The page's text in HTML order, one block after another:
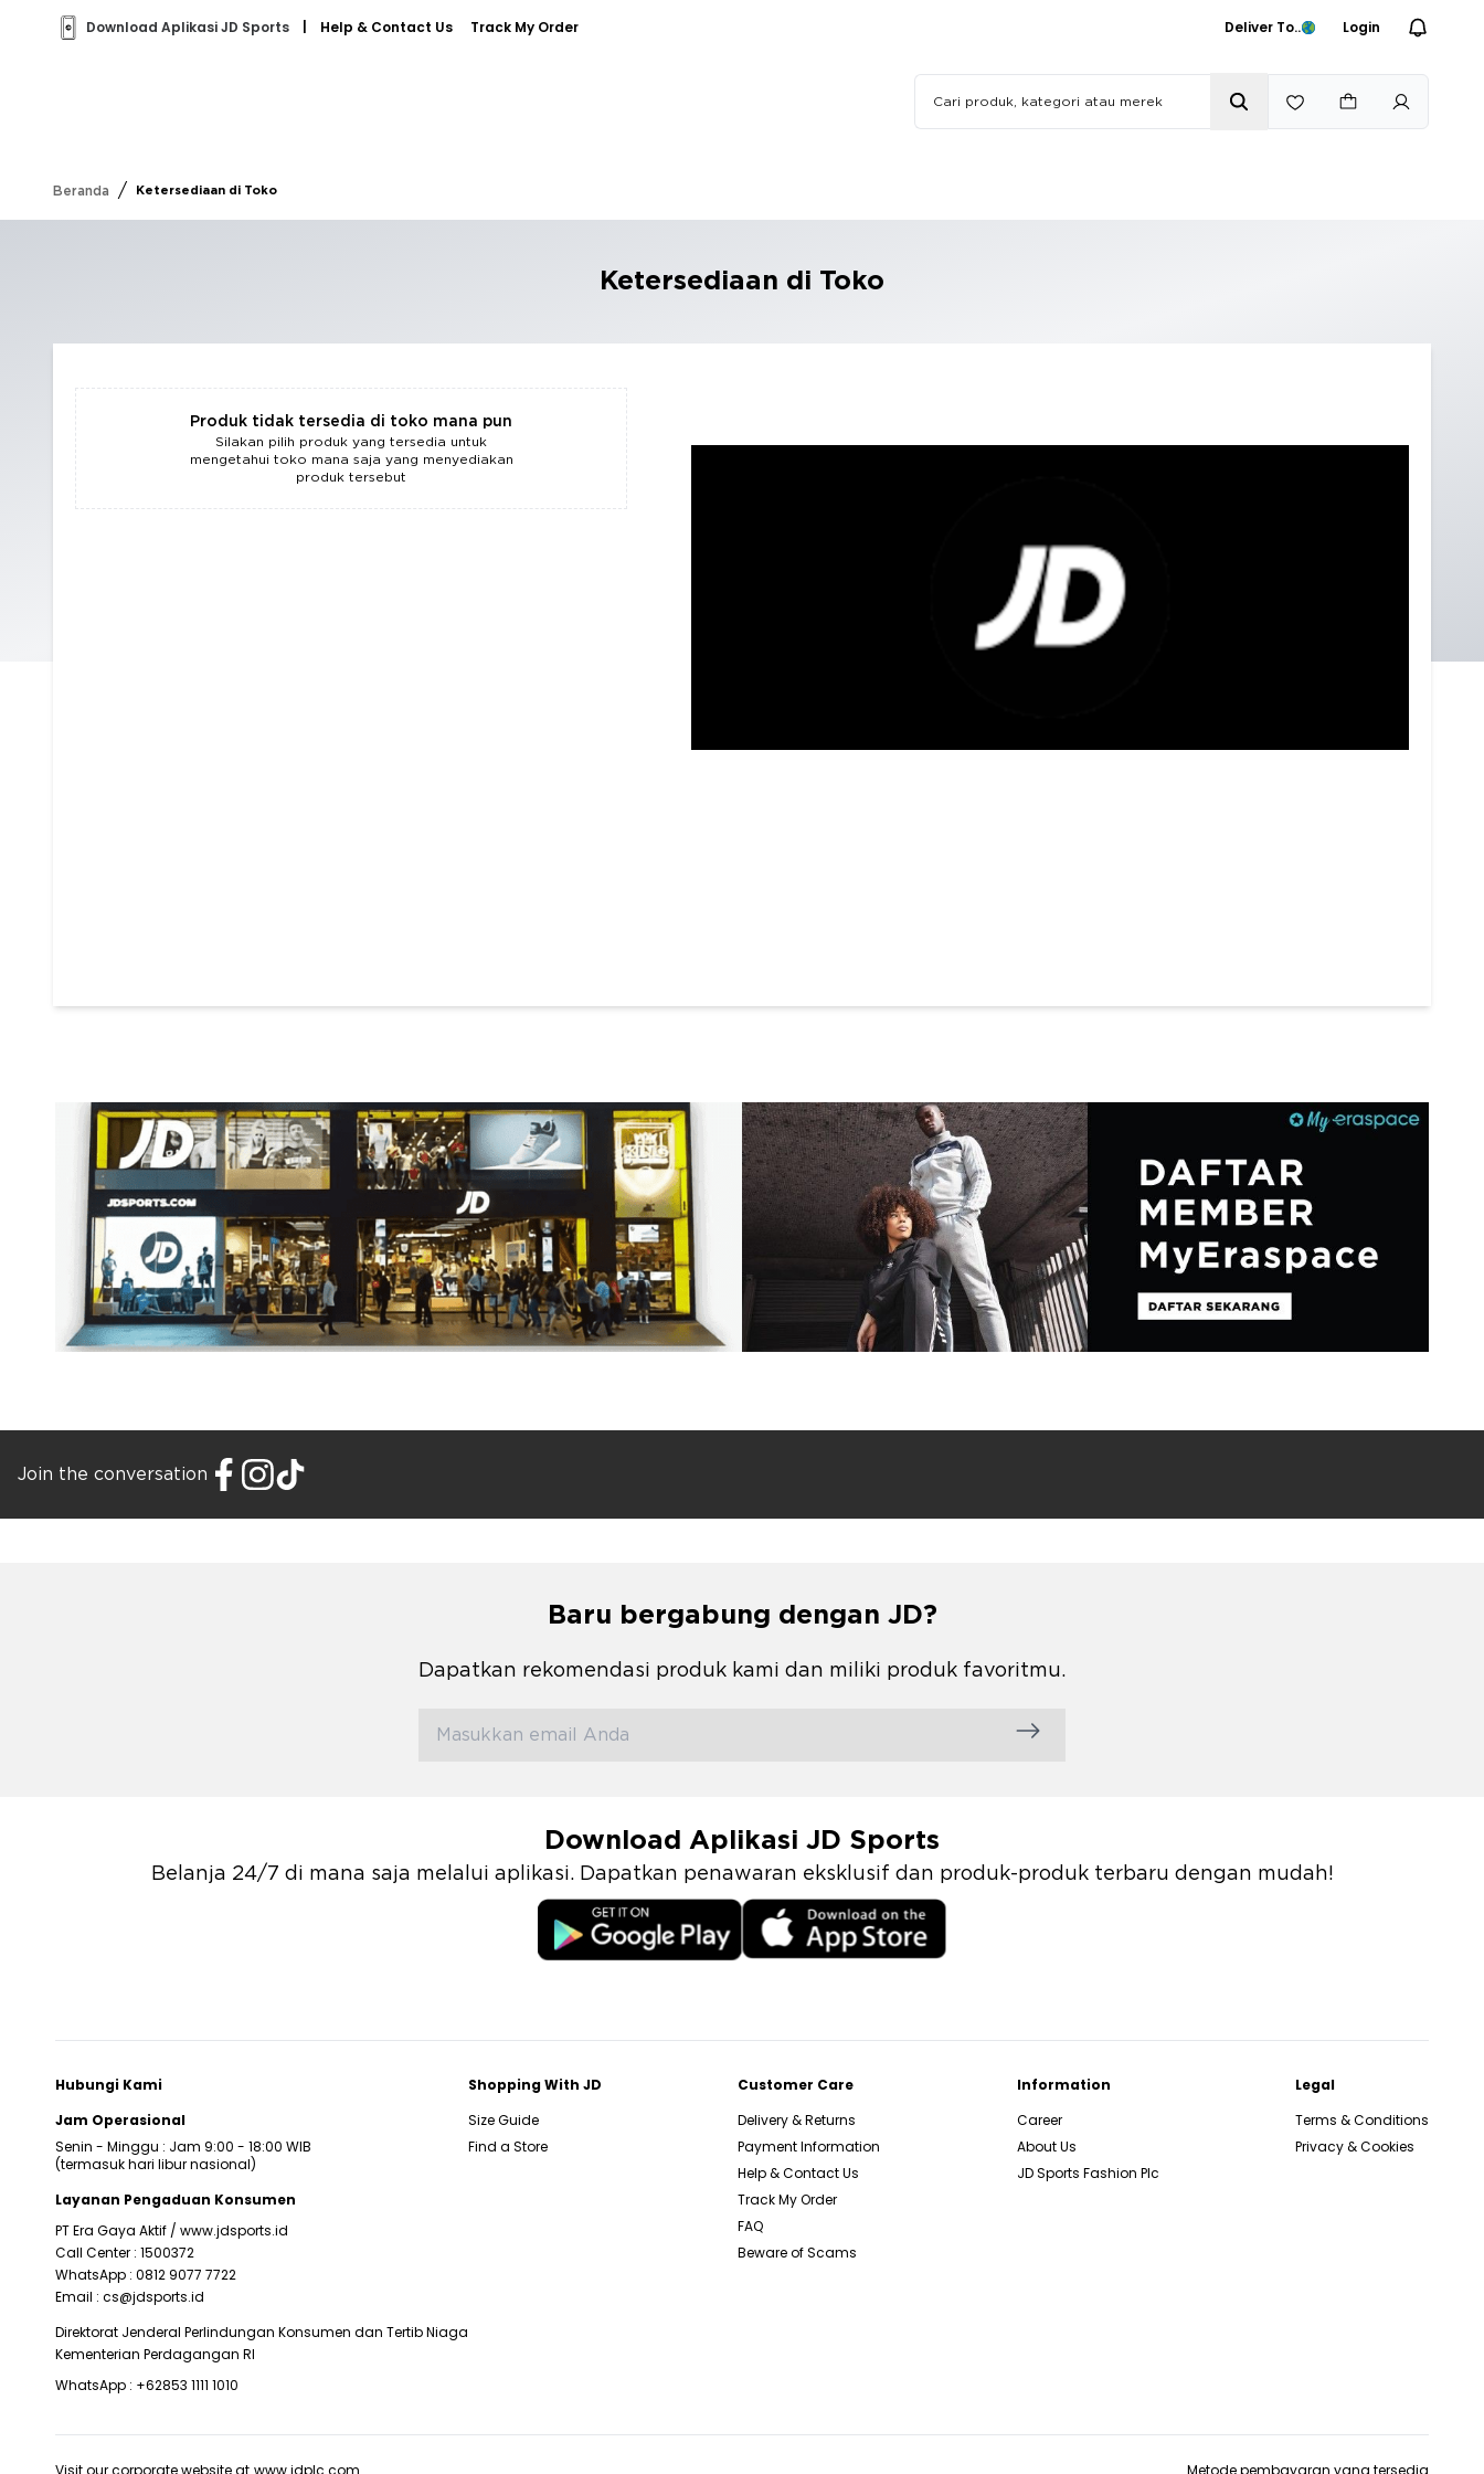
Download Aplikasi JD Sports Help & Contact Us Track My Order Deliver To.. Login
Beranda / Ketersediaan di Toko
Ketersediaan di Toko
Produk tidak tersedia di toko mana pun
Silakan pilih produk yang tersedia untuk
mengetahui toko mana saja yang menyediakan
produk tersebut
Join the conversation
Baru bergabung dengan JD?
Dapatkan rekomendasi produk kami dan miliki produk favoritmu.
Download Aplikasi JD Sports
Belanja 24/7 di mana saja melalui aplikasi. Dapatkan penawaran eksklusif dan produk-produk terbaru dengan mudah!
Hubungi Kami
Jam Operasional
Senin - Minggu : Jam 9:00 - 18:00 WIB
(termasuk hari libur nasional)
Layanan Pengaduan Konsumen
PT Era Gaya Aktif / www.jdsports.id
Call Center : 1500372
WhatsApp : 0812 9077 7722
Email : cs@jdsports.id
Direktorat Jenderal Perlindungan Konsumen dan Tertib Niaga
Kementerian Perdagangan RI
WhatsApp : +62853 1111 1010
Shopping With JD
Size Guide
Find a Store
Customer Care
Delivery & Returns
Payment Information
Help & Contact Us
Track My Order
FAQ
Beware of Scams
Information
Career
About Us
JD Sports Fashion Plc
Legal
Terms & Conditions
Privacy & Cookies
Visit our corporate website at www.jdplc.com Metode pembayaran yang tersedia